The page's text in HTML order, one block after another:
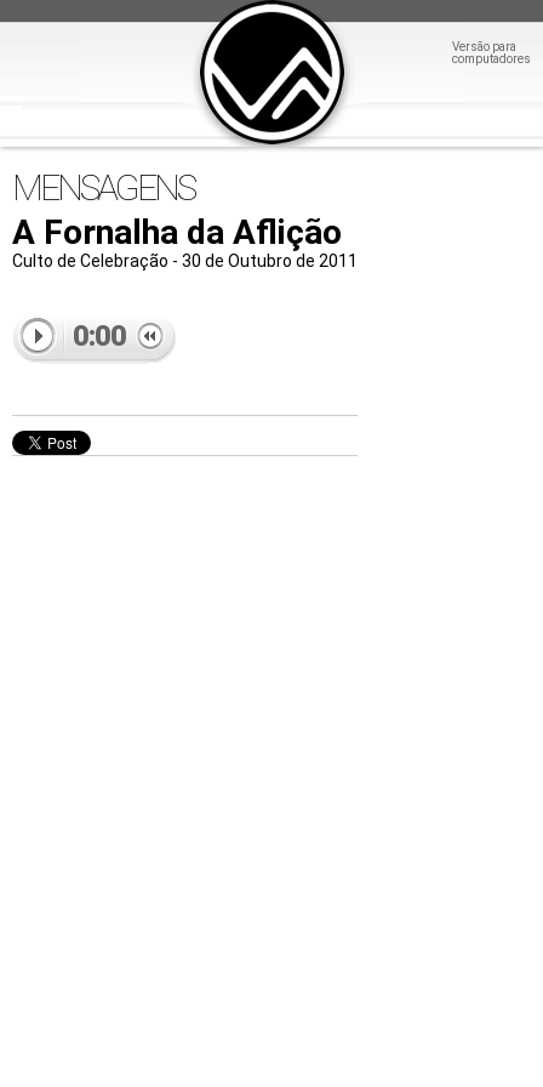
Versão para
computadores
MENSAGENS
A Fornalha da Aflição
Culto de Celebração - 30 de Outubro de 2011
0:00